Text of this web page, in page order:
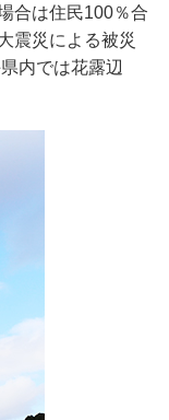
合は住民100％合
震災による被災
内では花露辺